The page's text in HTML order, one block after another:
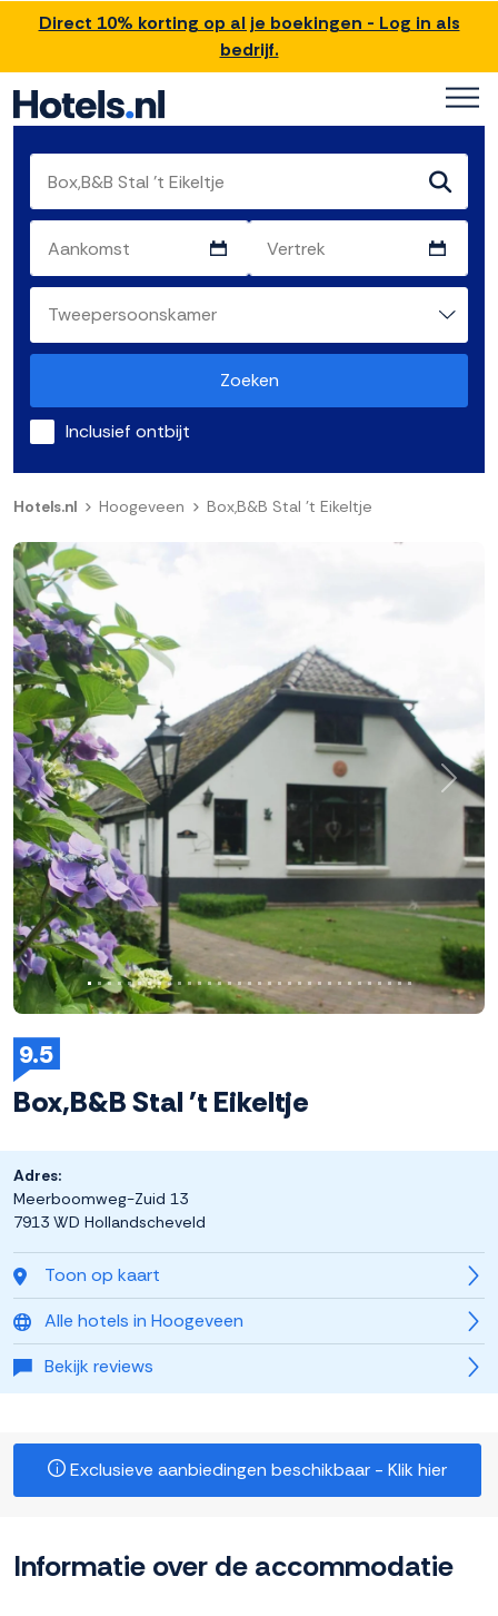
Direct 10% korting op al je boekingen - Log in als
bedrijf.
Zoeken
Inclusief ontbijt
Hotels.nl Hoogeveen Box,B&B Stal 't Eikeltje
9.5
Box,B&B Stal 't Eikeltje
Toon op kaart
Alle hotels in Hoogeveen
Bekijk reviews
Adres:
Meerboomweg-Zuid 13
7913 WD Hollandscheveld
Exclusieve aanbiedingen beschikbaar - Klik hier
Informatie over de accommodatie